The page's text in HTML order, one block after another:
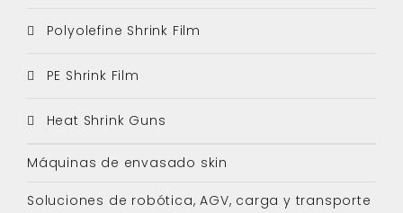
Polyolefine Shrink Film
PE Shrink Film
Heat Shrink Guns
Máquinas de envasado skin
Soluciones de robótica, AGV, carga y transporte